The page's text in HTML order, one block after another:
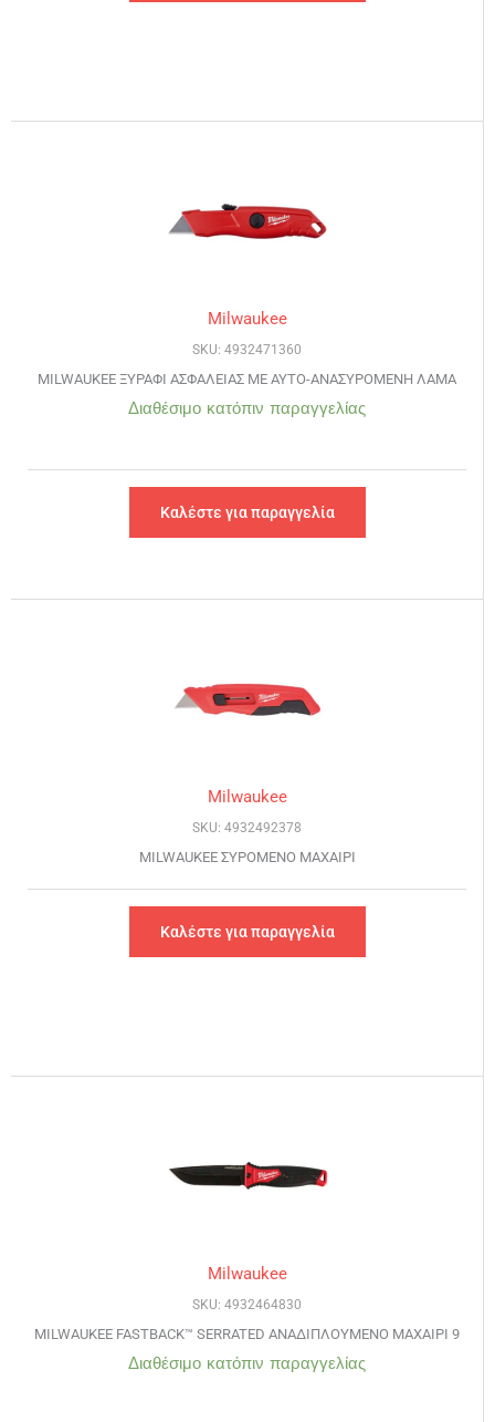
Milwaukee
SKU: 4932471360
MILWAUKEE ΞΥΡΑΦΙ ΑΣΦΑΛΕΙΑΣ ΜΕ ΑΥΤΟ-ΑΝΑΣΥΡΟΜΕΝΗ ΛΑΜΑ
Διαθέσιμο κατόπιν παραγγελίας
Καλέστε για παραγγελία
Milwaukee
SKU: 4932492378
MILWAUKEE ΣΥΡΟΜΕΝΟ ΜΑΧΑΙΡΙ
Καλέστε για παραγγελία
Milwaukee
SKU: 4932464830
MILWAUKEE FASTBACK™ SERRATED ΑΝΑΔΙΠΛΟΥΜΕΝΟ ΜΑΧΑΙΡΙ 9
Διαθέσιμο κατόπιν παραγγελίας